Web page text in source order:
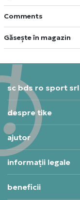
Comments
Găsește în magazin
sc bds ro sport srl
despre tike
ajutor
informații legale
beneficii